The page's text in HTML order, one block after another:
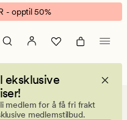
- opptil 50%
eksklusive
medlem for å få fri frakt
medlemstilbud.